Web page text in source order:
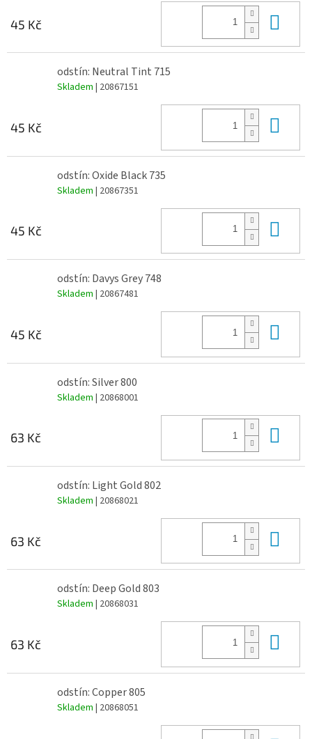
45 Kč
odstín: Neutral Tint 715
Skladem | 20867151
45 Kč
odstín: Oxide Black 735
Skladem | 20867351
45 Kč
odstín: Davys Grey 748
Skladem | 20867481
45 Kč
odstín: Silver 800
Skladem | 20868001
63 Kč
odstín: Light Gold 802
Skladem | 20868021
63 Kč
odstín: Deep Gold 803
Skladem | 20868031
63 Kč
odstín: Copper 805
Skladem | 20868051